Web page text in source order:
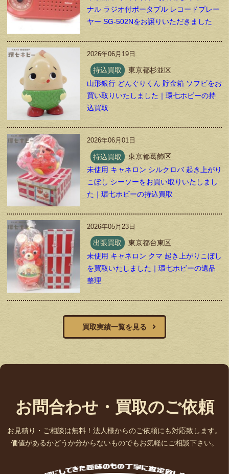
ナル ラジオ付ポータブル レコードプレー
ヤー SG-502Nをお譲りいただきました
2026年06月19日
持込買取
東京都杉並区
山形銀行 どんぐりくん 貯金箱 ソフビをお
買い取りいたしました｜環七ホビーの持
込買取
2026年06月01日
持込買取
東京都葛飾区
未使用 キャネロン シルクロバ 起き上がり
こぼし シーソーをお買い取りいたしまし
た｜環七ホビーの持込買取
2026年05月23日
出張買取
東京都台東区
未使用 キャネロン クマ 起き上がりこぼし
を買取いたしました｜環七ホビーの遺品
整理
買取実績一覧を見る
お問合わせ・買取のご依頼
お見積り・ご相談は無料！法人様からのご依頼にも対応致します。
価値があるかどうか分からないものでもお気軽にご相談下さい。